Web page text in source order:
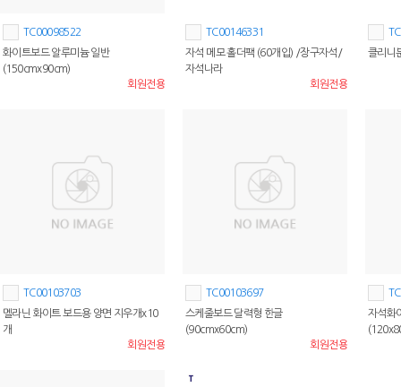
TC00098522
화이트보드 알루미늄 일반
(150cmx90cm)
회원전용
TC00146331
자석 메모 홀더팩 (60개입) /장구자석/
자석나라
회원전용
클리니
TC00103703
멜라닌 화이트 보드용 양면 지우개x10
개
회원전용
TC00103697
스케줄보드 달력형 한글
(90cmx60cm)
회원전용
자석화